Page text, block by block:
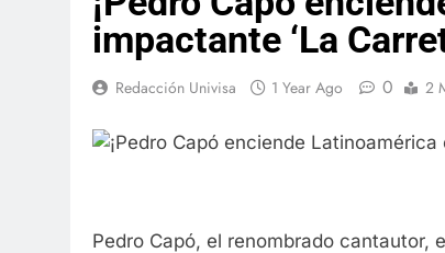
impactante ‘La
Redacción Univisa 1 Year Ago 0 2
Pedro Capó, el renombrado cantautor,